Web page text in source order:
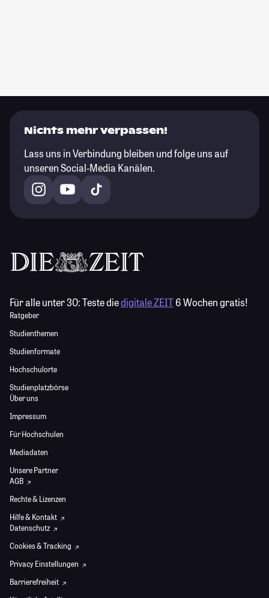
Nichts mehr verpassen!
Lass uns in Verbindung bleiben und folge uns auf
unseren Social-Media Kanälen.
Für alle unter 30:Teste diedigitale ZEIT6 Wochen gratis!
Ratgeber
Studienthemen
Studienformate
Hochschulorte
Studienplatzbörse
Über uns
Impressum
Für Hochschulen
Mediadaten
Unsere Partner
AGB
Rechte & Lizenzen
Hilfe & Kontakt
Datenschutz
Cookies & Tracking
Privacy Einstellungen
Barrierefreiheit